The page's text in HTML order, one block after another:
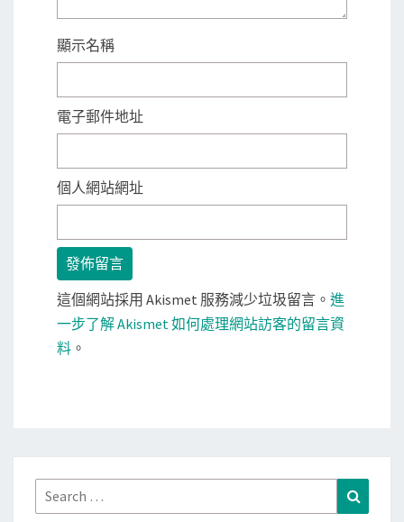
顯示名稱
電子郵件地址
個人網站網址
這個網站採用 Akismet 服務減少垃圾留言。 進
一步了解 Akismet 如何處理網站訪客的留言資
料 。
Search
for: